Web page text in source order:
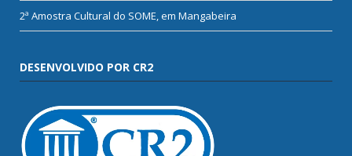
2ª Amostra Cultural do SOME, em Mangabeira
DESENVOLVIDO POR CR2